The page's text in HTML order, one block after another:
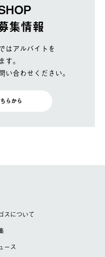
集情報
はアルバイトを
す。
合わせください。
らから
スについて
ース